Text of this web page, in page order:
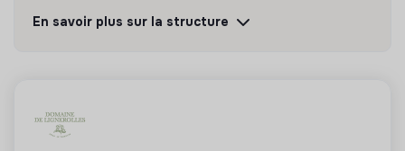
préservation de l’environnement.
💡 Structure de l’ESS
En savoir plus sur la structure